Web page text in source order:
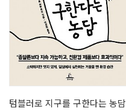
텀블러로 지구를 구한다는 농담